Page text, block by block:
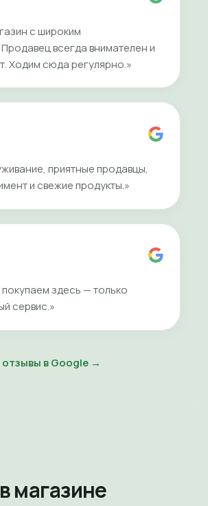
с широким
всегда внимателен и
Ходим сюда регулярно.»
приятные продавцы,
и свежие продукты.»
здесь — только
сервис.»
отзывы в Google →
магазине